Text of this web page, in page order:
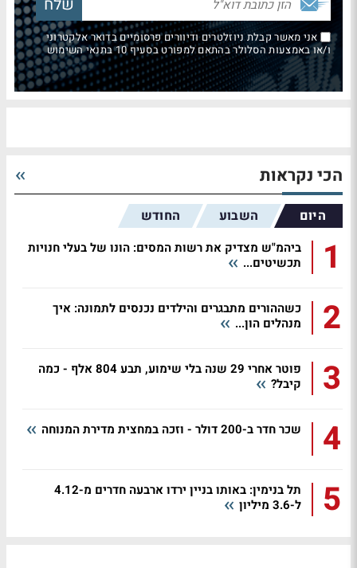
אני מאשר קבלת ניוזלטרים ודיוורים פרסומיים בדואר אלקטרוני
ו/או באמצעות הסלולר בהתאם למפורט בסעיף 10 בתנאי השימוש
הכי נקראות
היום השבוע החודש
1
ביהמ"ש מצדיק את רשות המסים: הונו של בעלי חנויות
תכשיטים...
2
כשההורים מתבגרים והילדים נכנסים לתמונה: איך
מנהלים הון...
3
פוטר אחרי 29 שנה בלי שימוע, תבע 804 אלף - כמה
קיבל?
4 שכר חדר ב-200 דולר - וזכה במחצית מדירת המנוחה
5
תל בנימין: באותו בניין ירדו ארבעה חדרים מ-4.12
ל-3.6 מיליון